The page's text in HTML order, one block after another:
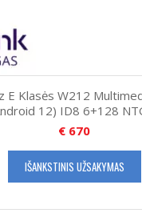
E Klasės W212
12) ID8 6+128
€ 670
IŠANKSTINIS UŽSAKYMAS